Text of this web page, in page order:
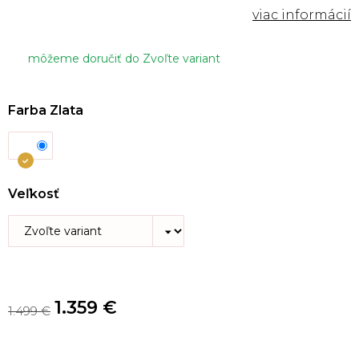
môžeme doručiť do Zvoľte variant
Farba Zlata
Veľkosť
1.499 € 1.359 €